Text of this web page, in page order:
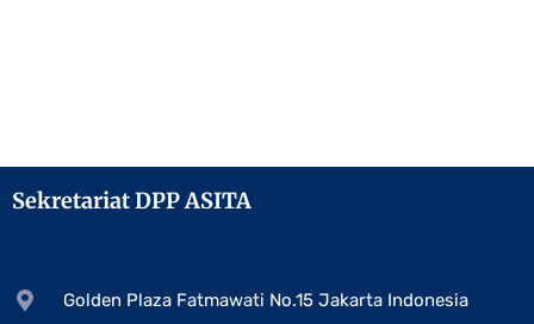
Sekretariat DPP ASITA
Golden Plaza Fatmawati No.15 Jakarta Indonesia